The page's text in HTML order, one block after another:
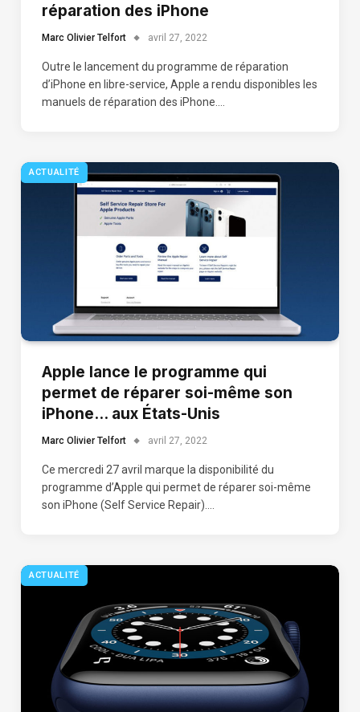
réparation des iPhone
Marc Olivier Telfort avril 27, 2022
Outre le lancement du programme de réparation
d’iPhone en libre-service, Apple a rendu disponibles les
manuels de réparation des iPhone.…
ACTUALITÉ
Apple lance le programme qui
permet de réparer soi-même son
iPhone… aux États-Unis
Marc Olivier Telfort avril 27, 2022
Ce mercredi 27 avril marque la disponibilité du
programme d’Apple qui permet de réparer soi-même
son iPhone (Self Service Repair).…
ACTUALITÉ